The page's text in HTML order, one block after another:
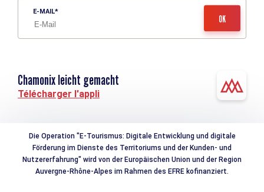
E-MAIL
Chamonix leicht gemacht
Télécharger l'appli
Die Operation "E-Tourismus: Digitale Entwicklung und digitale
Förderung im Dienste des Territoriums und der Kunden- und
Nutzererfahrung" wird von der Europäischen Union und der Region
Auvergne-Rhône-Alpes im Rahmen des EFRE kofinanziert.